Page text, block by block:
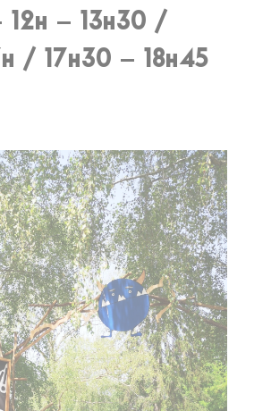
12h – 13h30 /
/ 17h30 – 18h45